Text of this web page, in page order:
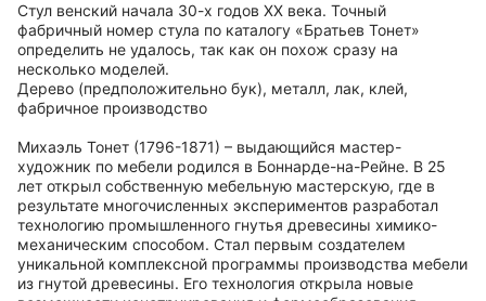
Стул венский начала 30-х годов XX века. Точный
фабричный номер стула по каталогу «Братьев Тонет»
определить не удалось, так как он похож сразу на
несколько моделей.
Дерево (предположительно бук), металл, лак, клей,
фабричное производство
Михаэль Тонет (1796-1871) – выдающийся мастер-
художник по мебели родился в Боннарде-на-Рейне. В 25
лет открыл собственную мебельную мастерскую, где в
результате многочисленных экспериментов разработал
технологию промышленного гнутья древесины химико-
механическим способом. Стал первым создателем
уникальной комплексной программы производства мебели
из гнутой древесины. Его технология открыла новые